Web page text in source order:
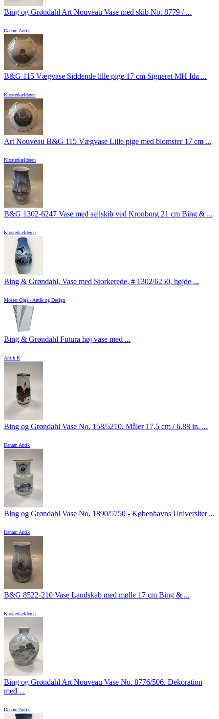
Bing og Grøndahl Art Nouveau Vase med skib No. 8779 / ...
Danam Antik
B&G 115 Vægvase Siddende lille pige 17 cm Signeret MH Ida ...
Klosterkælderen
Art Nouveau B&G 115 Vægvase Lille pige med blomster 17 cm ...
Klosterkælderen
B&G 1302-6247 Vase med sejlskib ved Kronborg 21 cm Bing & ...
Klosterkælderen
Bing & Grøndahl, Vase med Storkerede, # 1302/6250, højde ...
Moster Olga - Antik og Design
Bing & Grøndahl Futura høj vase med ...
Antik K
Bing og Grøndahl Vase No. 158/5210. Måler 17,5 cm / 6,88 in. ...
Danam Antik
Bing og Grøndahl Vase No. 1890/5750 - Københavns Universitet ...
Danam Antik
B&G 8522-210 Vase Landskab med mølle 17 cm Bing & ...
Klosterkælderen
Bing og Grøndahl Art Nouveau Vase No. 8776/506. Dekoration
med ...
Danam Antik